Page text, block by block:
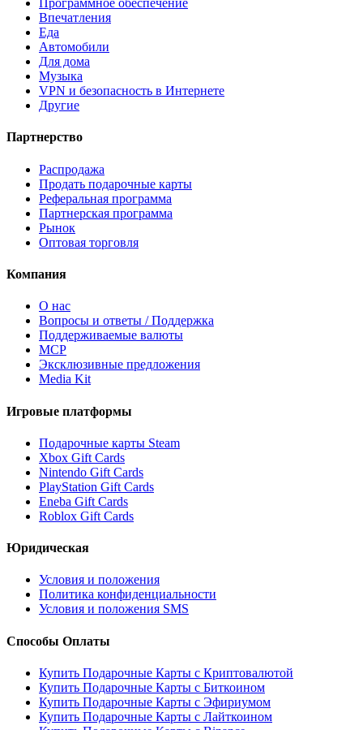
Программное обеспечение
Впечатления
Еда
Автомобили
Для дома
Музыка
VPN и безопасность в Интернете
Другие
Партнерство
Распродажа
Продать подарочные карты
Реферальная программа
Партнерская программа
Рынок
Оптовая торговля
Компания
О нас
Вопросы и ответы / Поддержка
Поддерживаемые валюты
MCP
Эксклюзивные предложения
Media Kit
Игровые платформы
Подарочные карты Steam
Xbox Gift Cards
Nintendo Gift Cards
PlayStation Gift Cards
Eneba Gift Cards
Roblox Gift Cards
Юридическая
Условия и положения
Политика конфиденциальности
Условия и положения SMS
Способы Оплаты
Купить Подарочные Карты с Криптовалютой
Купить Подарочные Карты с Биткоином
Купить Подарочные Карты с Эфириумом
Купить Подарочные Карты с Лайткоином